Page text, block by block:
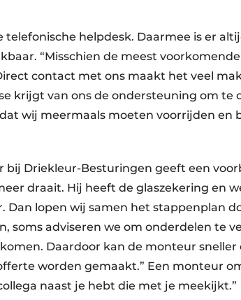
helpdesk. Daarmee is er
“Misschien de meest
contact met ons maakt het veel
krijgt van ons de ondersteuning om te
wij meermaals moeten voorrijden en
bij Driekleur-Besturingen geeft een
draait. Hij heeft de glaszekering en
lopen wij samen het stappenplan
soms adviseren we om onderdelen te
Daardoor kan de monteur
worden gemaakt.” Een monteur
naast je hebt die met je meekijkt.”